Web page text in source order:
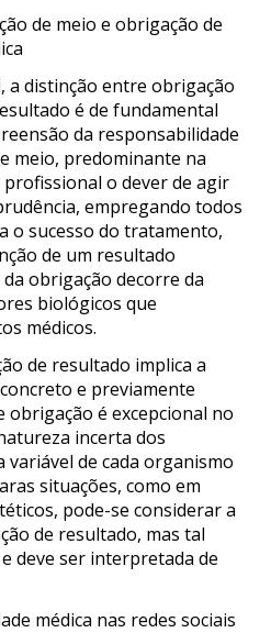
de meio e obrigação de
a distinção entre obrigação
é de fundamental
da responsabilidade
meio, predominante na
o dever de agir
empregando todos
o sucesso do tratamento,
de um resultado
obrigação decorre da
biológicos que
médicos.
de resultado implica a
e previamente
obrigação é excepcional no
incerta dos
de cada organismo
situações, como em
pode-se considerar a
de resultado, mas tal
deve ser interpretada de
médica nas redes sociais